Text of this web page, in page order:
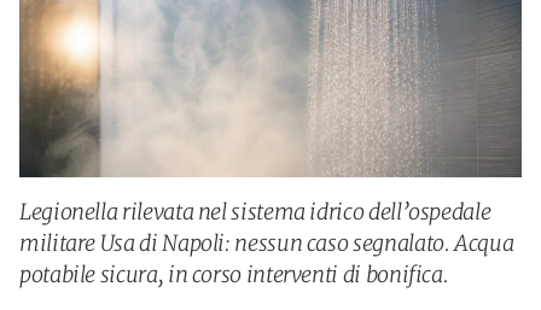
Legionella rilevata nel sistema idrico dell’ospedale
militare Usa di Napoli: nessun caso segnalato. Acqua
potabile sicura, in corso interventi di bonifica.